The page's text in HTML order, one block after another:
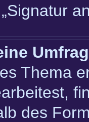
Thema
des